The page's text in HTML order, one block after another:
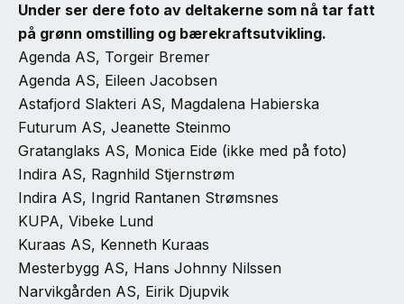
Under ser dere foto av deltakerne som nå tar fatt
på grønn omstilling og bærekraftsutvikling.
Agenda AS, Torgeir Bremer
Agenda AS, Eileen Jacobsen
Astafjord Slakteri AS, Magdalena Habierska
Futurum AS, Jeanette Steinmo
Gratanglaks AS, Monica Eide (ikke med på foto)
Indira AS, Ragnhild Stjernstrøm
Indira AS, Ingrid Rantanen Strømsnes
KUPA, Vibeke Lund
Kuraas AS, Kenneth Kuraas
Mesterbygg AS, Hans Johnny Nilssen
Narvikgården AS, Eirik Djupvik